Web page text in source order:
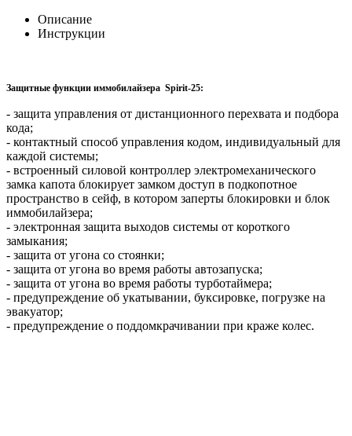
Описание
Инструкции
Защитные функции иммобилайзера Spirit-25:
- защита управления от дистанционного перехвата и подбора
кода;
- контактный способ управления кодом, индивидуальный для
каждой системы;
- встроенный силовой контроллер электромеханического
замка капота блокирует замком доступ в подкопотное
пространство в сейф, в котором заперты блокировки и блок
иммобилайзера;
- электронная защита выходов системы от короткого
замыкания;
- защита от угона со стоянки;
- защита от угона во время работы автозапуска;
- защита от угона во время работы турботаймера;
- предупреждение об укатывании, буксировке, погрузке на
эвакуатор;
- предупреждение о поддомкрачивании при краже колес.